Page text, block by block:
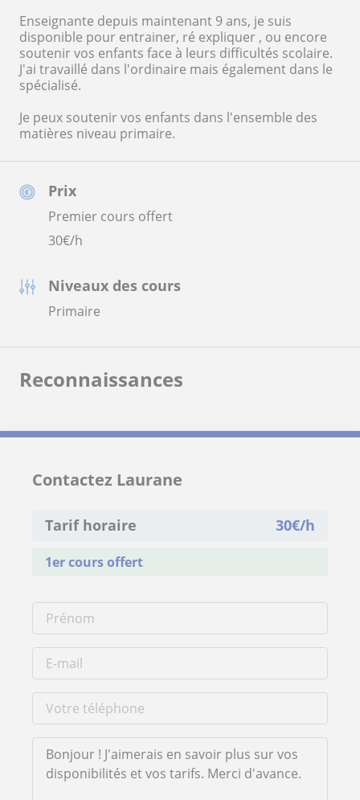
Prix
Premier cours offert
30€/h
Niveaux des cours
Primaire
Enseignante depuis maintenant 9 ans, je suis
disponible pour entrainer, ré expliquer , ou encore
soutenir vos enfants face à leurs difficultés scolaire.
J'ai travaillé dans l'ordinaire mais également dans le
spécialisé.
Je peux soutenir vos enfants dans l'ensemble des
matières niveau primaire.
Reconnaissances
Contactez Laurane
Tarif horaire 30€/h
1er cours offert